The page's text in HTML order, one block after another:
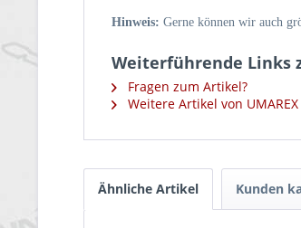
Hinweis: Gerne können wir auch
Weiterführende Links
Fragen zum Artikel?
Weitere Artikel von UMAREX
Ähnliche Artikel Kunden